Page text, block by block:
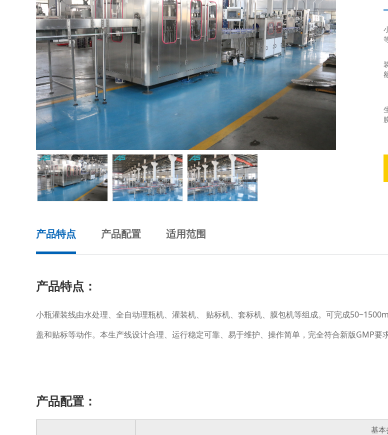
产品特点 产品配置 适用范围
产品特点：
小瓶灌装线由水处理、全自动理瓶机、灌装机、 贴标机、套标机、膜包机等组成。可完成
盖和贴标等动作。本生产线设计合理、运行稳定可靠、易于维护、操作简单，完全符合新版GMP要求
产品配置：
基本